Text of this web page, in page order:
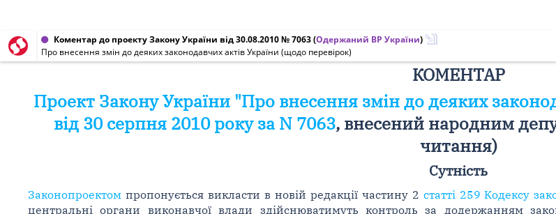
Коментар до проекту Закону України від 30.08.2010 № 7063(Одержаний ВР України)
Про внесення змін до деяких законодавчих актів України (щодо перевірок)